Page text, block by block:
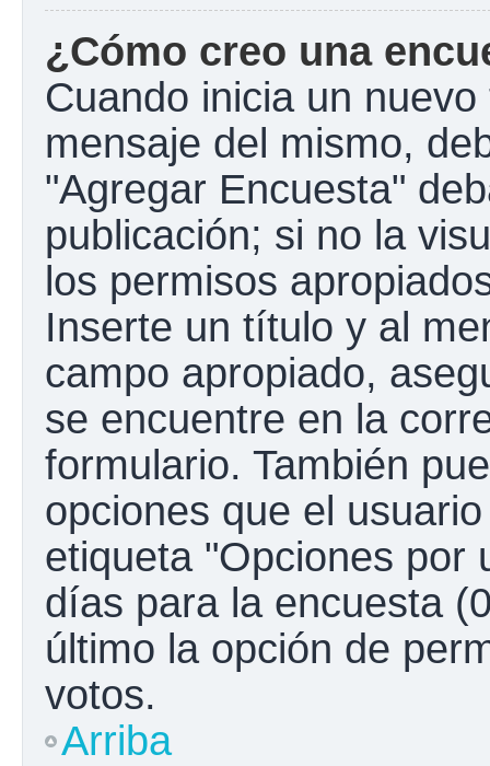
¿Cómo creo una
Cuando inicia un
mensaje del mismo,
"Agregar Encuesta"
publicación; si no la
los permisos
Inserte un título y al
campo apropiado,
se encuentre en la
formulario. También
opciones que el
etiqueta "Opciones por
días para la encuesta
último la opción de
votos.
Arriba